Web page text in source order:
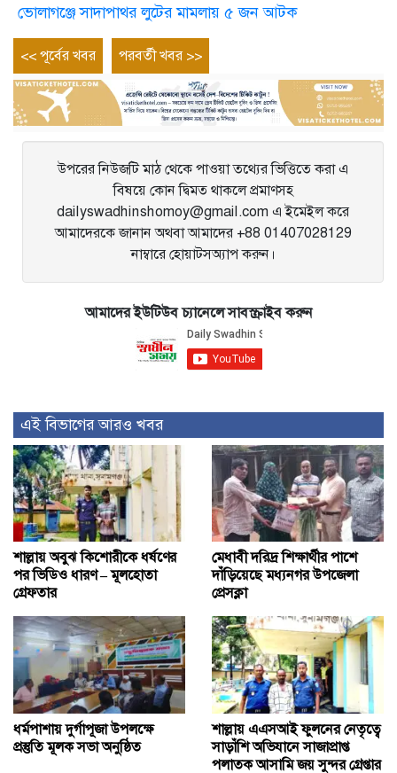
ভোলাগঞ্জে সাদাপাথর লুটের মামলায় ৫ জন আটক
Post
navigation
<< পূর্বের খবর
Previous
entry
পরবর্তী খবর >>
উপরের নিউজটি মাঠ থেকে পাওয়া তথ্যের ভিত্তিতে করা এ
বিষয়ে কোন দ্বিমত থাকলে প্রমাণসহ
dailyswadhinshomoy@gmail.com এ ইমেইল করে
আমাদেরকে জানান অথবা আমাদের +88 01407028129
নাম্বারে হোয়াটসঅ্যাপ করুন।
আমাদের ইউটিউব চ্যানেলে সাবস্ক্রাইব করুন
এই বিভাগের আরও খবর
শাল্লায় অবুঝ কিশোরীকে ধর্ষণের
পর ভিডিও ধারণ – মূলহোতা
গ্রেফতার
মেধাবী দরিদ্র শিক্ষার্থীর পাশে
দাঁড়িয়েছে মধ্যনগর উপজেলা
প্রেসক্লা
ধর্মপাশায় দুর্গাপূজা উপলক্ষে
প্রস্তুতি মূলক সভা অনুষ্ঠিত
শাল্লায় এএসআই ফুলনের নেতৃত্বে
সাড়াঁশি অভিযানে সাজাপ্রাপ্ত
পলাতক আসামি জয় সুন্দর গ্রেপ্তার